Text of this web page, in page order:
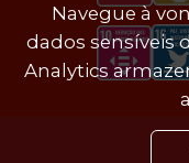
Navegue à
dados sensíveis
Analytics